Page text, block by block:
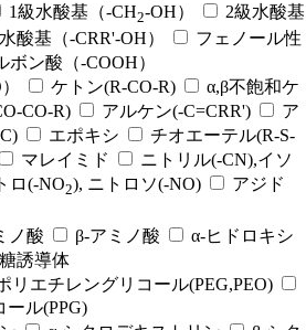
1級水酸基（-CH2-OH）
2級水酸基
酸基（-CRR'-OH）
フェノール性
ボン酸（-COOH）
ケトン(R-CO-R)
α,β不飽和ケ
CO-R) アルケン(-C=CRR')
ア
エポキシ
チオエーテル(R-S-
マレイミド
ニトリル(-CN),イソ
ロ(-NO2), ニトロソ(-NO)
アジド
ノ酸 β-アミノ酸
α-ヒドロキシ
糖誘導体
リエチレングリコール(PEG,PEO)
ール(PPG)